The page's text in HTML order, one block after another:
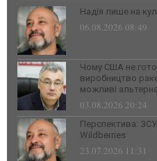
Надія лише на
06.08.2026 08:49
Чому США не
виробництво
можливі
03.08.2026 20:24
Перспектива: ЗСУ
Wildberries
23.07.2026 11:31